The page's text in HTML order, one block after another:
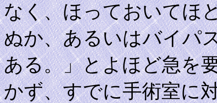
なく、ほっておいてほ
ぬか、あるいはバイパ
ある。」とよほど急を
かず、すでに手術室に